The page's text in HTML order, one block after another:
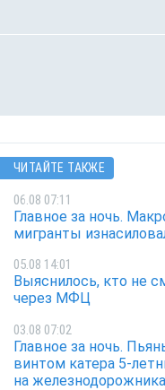
ЧИТАЙТЕ ТАКЖЕ
06.08 07:11
Главное за ночь.
мигранты
05.08 14:01
Выяснилось, кто не
через МФЦ
03.08 07:02
Главное за ночь.
винтом катера 5-
на железнодорожника